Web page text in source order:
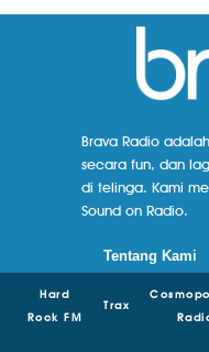
Brava Radio
secara fun, dan
di telinga. Kami
Sound on Radio.
Tentang Kami
Hard
Rock FM
Trax